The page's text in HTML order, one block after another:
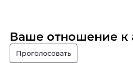
Ваше отношение к
Проголосовать